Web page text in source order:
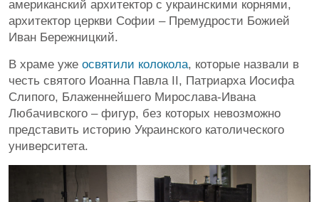
американский архитектор с украинскими корнями,
архитектор церкви Софии – Премудрости Божией
Иван Бережницкий.
В храме уже освятили колокола, которые назвали в
честь святого Иоанна Павла II, Патриарха Иосифа
Слипого, Блаженнейшего Мирослава-Ивана
Любачивского – фигур, без которых невозможно
представить историю Украинского католического
университета.